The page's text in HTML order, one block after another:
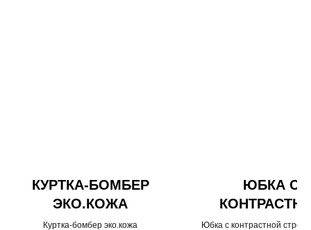
КУРТКА-БОМБЕР
ЭКО.КОЖА
Куртка-бомбер эко.кожа
ЮБКА С
СТРОЧКОЙ
Юбка с контрастной